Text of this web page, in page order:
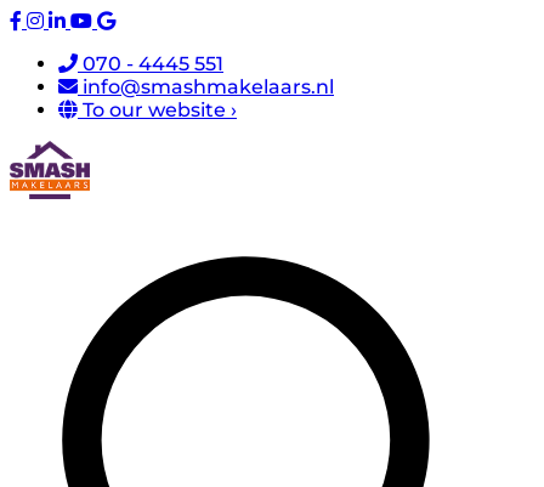
070 - 4445 551
info@smashmakelaars.nl
To our website ›